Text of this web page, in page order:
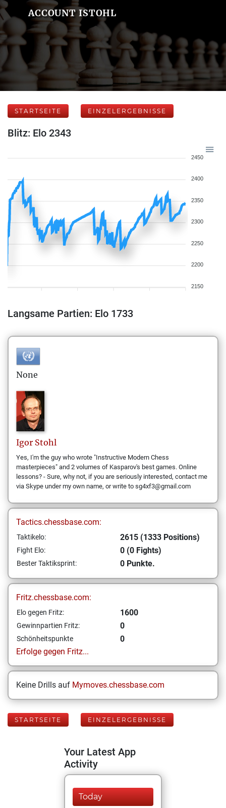
ACCOUNT ISTOHL
STARTSEITE EINZELERGEBNISSE
Blitz: Elo 2343
2450
2400
2350
2300
2250
2200
2150
Langsame Partien: Elo 1733
None
Igor Stohl
Yes, I'm the guy who wrote "Instructive Modern Chess
masterpieces" and 2 volumes of Kasparov's best games. Online
lessons? - Sure, why not, if you are seriously interested, contact me
via Skype under my own name, or write to sg4xf3@gmail.com
Tactics.chessbase.com:
Taktikelo: 2615 (1333 Positions)
Fight Elo: 0 (0 Fights)
Bester Taktiksprint: 0 Punkte.
Fritz.chessbase.com:
Elo gegen Fritz: 1600
Gewinnpartien Fritz: 0
Schönheitspunkte
0
Erfolge gegen Fritz...
Keine Drills auf Mymoves.chessbase.com
STARTSEITE EINZELERGEBNISSE
Your Latest App
Activity
Today